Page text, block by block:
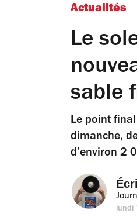
Actualités
Le
sable
Le point
dimanche,
d’environ 2
lundi